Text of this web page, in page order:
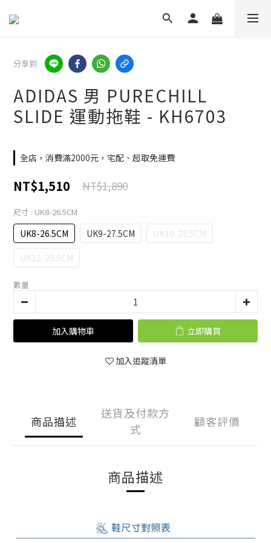
分享到
ADIDAS 男 PURECHILL
SLIDE 運動拖鞋 - KH6703
全店，消費滿2000元，宅配、超取免運費
NT$1,510 NT$1,890
尺寸 : UK8-26.5CM
UK8-26.5CM UK9-27.5CM
UK10-28.5CM
UK11-29.5CM
數量
加入購物車 立即購買
加入追蹤清單
商品描述
送貨及付款方
式
顧客評價
商品描述